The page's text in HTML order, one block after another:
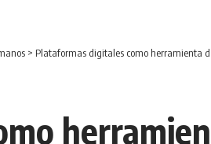
> Plataformas digitales como herramienta